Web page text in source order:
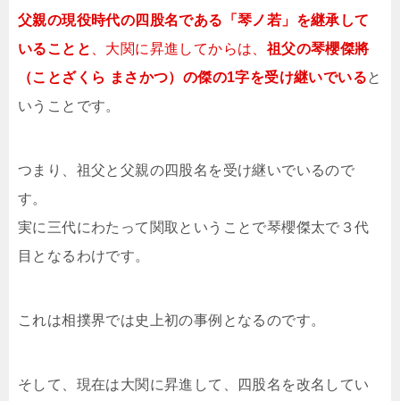
父親の現役時代の四股名である「琴ノ若」を継承して
いることと
、大関に昇進してからは、 祖父の琴櫻傑將
（ことざくら まさかつ）の傑の1字を受け継いでいると
いうことです。
つまり、祖父と父親の四股名を受け継いでいるので
す。
実に三代にわたって関取ということで琴櫻傑太で３代
目となるわけです。
これは相撲界では史上初の事例となるのです。
そして、現在は大関に昇進して、四股名を改名してい